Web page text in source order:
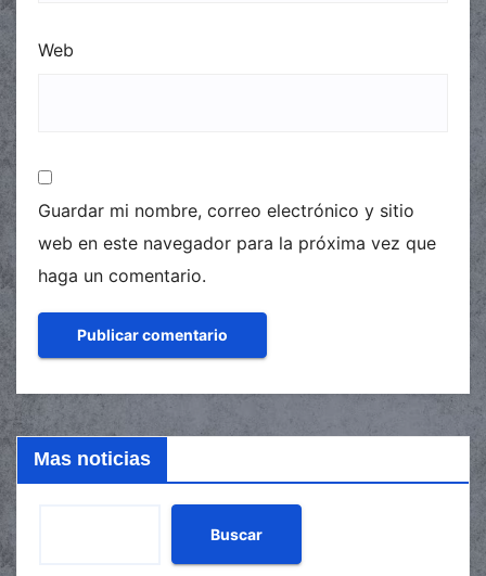
Web
Guardar mi nombre, correo electrónico y sitio
web en este navegador para la próxima vez que
haga un comentario.
Mas noticias
Buscar